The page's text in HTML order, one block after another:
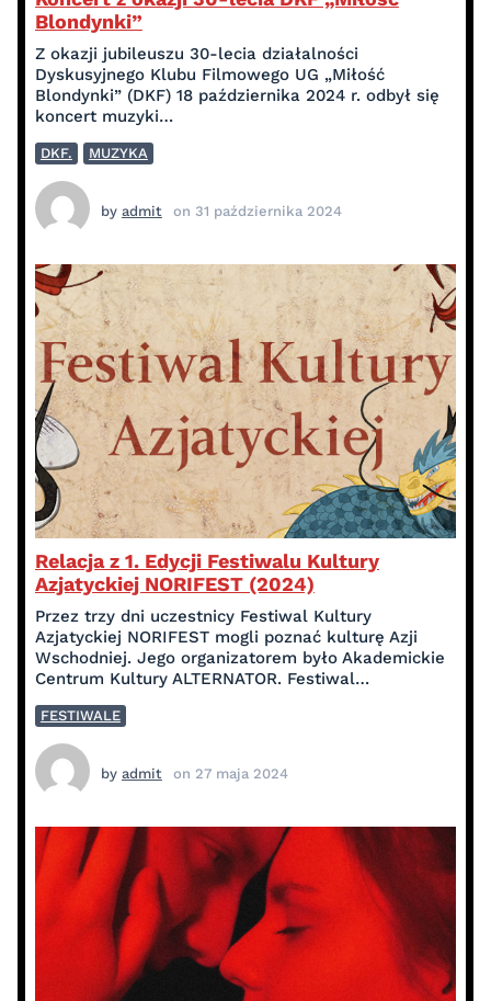
Blondynki”
DKF. MUZYKA
Z okazji jubileuszu 30-lecia działalności
Dyskusyjnego Klubu Filmowego UG „Miłość
Blondynki” (DKF) 18 października 2024 r. odbył się
koncert muzyki…
by admit on 31 października 2024
Relacja z 1. Edycji Festiwalu Kultury
Azjatyckiej NORIFEST (2024)
FESTIWALE
Przez trzy dni uczestnicy Festiwal Kultury
Azjatyckiej NORIFEST mogli poznać kulturę Azji
Wschodniej. Jego organizatorem było Akademickie
Centrum Kultury ALTERNATOR. Festiwal…
by admit on 27 maja 2024